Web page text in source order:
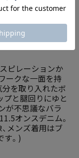
ピレーションか
ークな一面を持
分を取り入れたボ
プと腿回りにゆと
が不思議なバラ
オンスデニム。
メンズ着用はブ
す。)